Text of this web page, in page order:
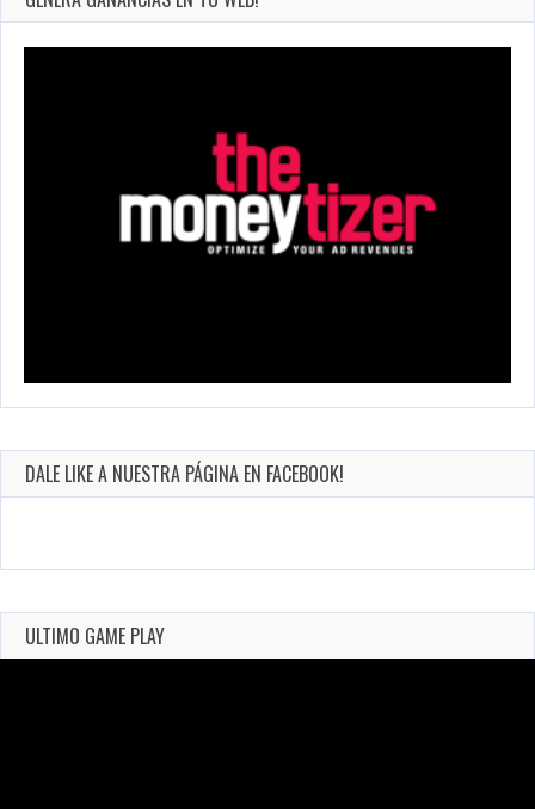
DALE LIKE A NUESTRA PÁGINA EN FACEBOOK!
ULTIMO GAME PLAY